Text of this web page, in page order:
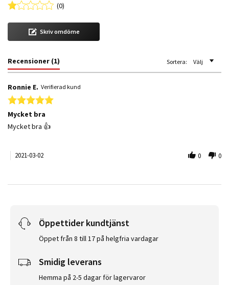
(0)
Skriv omdöme
Recensioner (1) Sortera: Välj
Ronnie E. Verifierad kund
5.0 star rating
Mycket bra
Review by Ronnie E. on 2 Mar 2021
review stating Mycket bra
Mycket bra 👍
2021-03-02 0 0
Öppettider kundtjänst
Öppet från 8 till 17 på helgfria vardagar
Smidig leverans
Hemma på 2-5 dagar för lagervaror